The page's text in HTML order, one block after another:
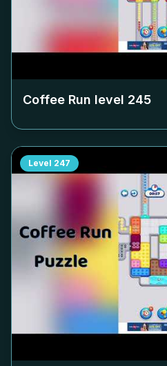
Coffee Run level 245
Level 247